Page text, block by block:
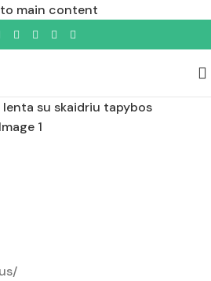
main content
/